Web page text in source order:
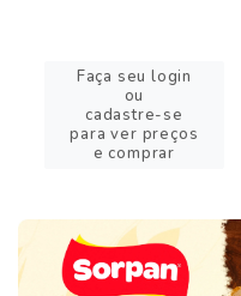
Faça seu login
ou
cadastre-se
para ver preços
e comprar